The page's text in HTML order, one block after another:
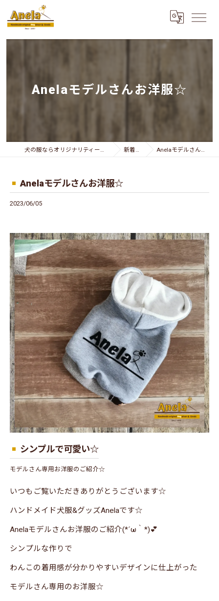
Anelaモデルさんお洋服☆
犬の服ならオリジナリティー溢れるAnela 新着情報 Anelaモデルさんお洋服☆
Anelaモデルさんお洋服☆
2023/06/05
シンプルで可愛い☆
モデルさん専用お洋服のご紹介☆
いつもご覧いただきありがとうございます☆
ハンドメイド犬服&グッズAnelaです☆
Anelaモデルさんお洋服のご紹介(*´ω｀*)💕
シンプルな作りで
わんこの着用感が分かりやすいデザインに仕上がった
モデルさん専用のお洋服☆